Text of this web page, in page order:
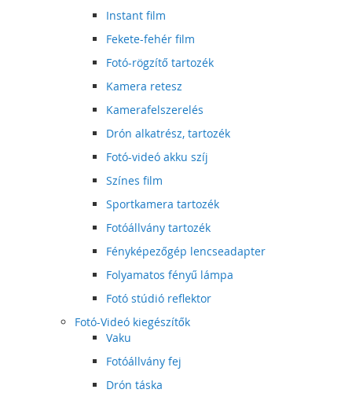
Instant film
Fekete-fehér film
Fotó-rögzítő tartozék
Kamera retesz
Kamerafelszerelés
Drón alkatrész, tartozék
Fotó-videó akku szíj
Színes film
Sportkamera tartozék
Fotóállvány tartozék
Fényképezőgép lencseadapter
Folyamatos fényű lámpa
Fotó stúdió reflektor
Fotó-Videó kiegészítők
Vaku
Fotóállvány fej
Drón táska